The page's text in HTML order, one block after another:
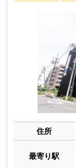
住所
最寄り駅